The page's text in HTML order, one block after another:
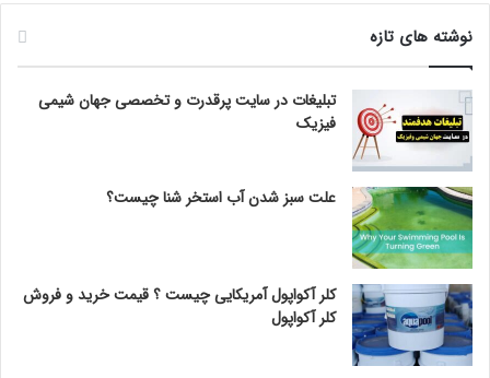
نوشته های تازه
تبلیغات در سایت پرقدرت و تخصصی جهان شیمی
فیزیک
علت سبز شدن آب استخر شنا چیست؟
کلر آکواپول آمریکایی چیست ؟ قیمت خرید و فروش
کلر آکواپول